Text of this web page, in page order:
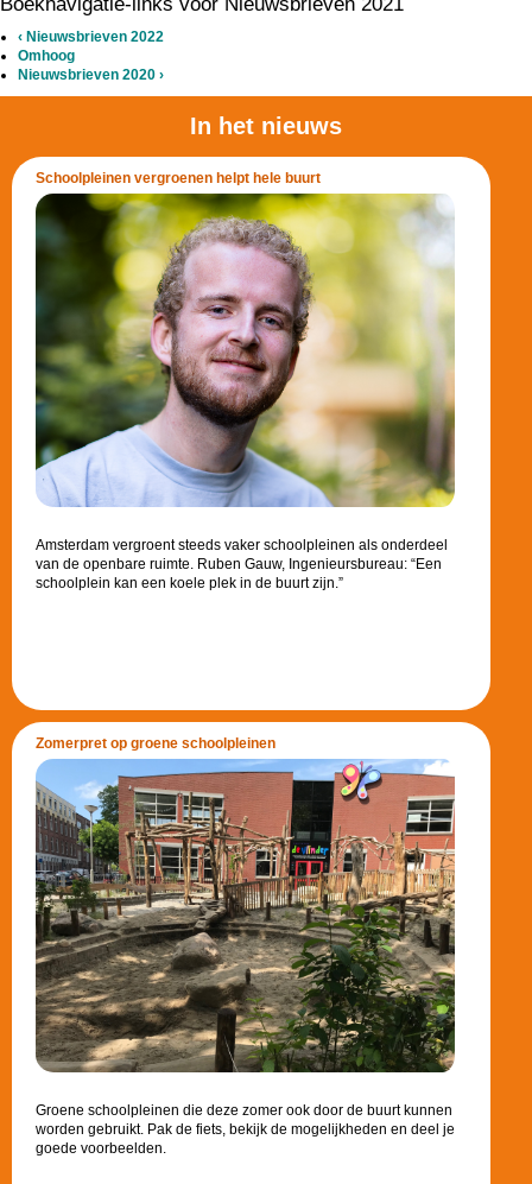
‹ Nieuwsbrieven 2022
Omhoog
Nieuwsbrieven 2020 ›
In het nieuws
Schoolpleinen vergroenen helpt hele buurt
Amsterdam vergroent steeds vaker schoolpleinen als onderdeel
van de openbare ruimte. Ruben Gauw, Ingenieursbureau: “Een
schoolplein kan een koele plek in de buurt zijn.”
Zomerpret op groene schoolpleinen
Groene schoolpleinen die deze zomer ook door de buurt kunnen
worden gebruikt. Pak de fiets, bekijk de mogelijkheden en deel je
goede voorbeelden.